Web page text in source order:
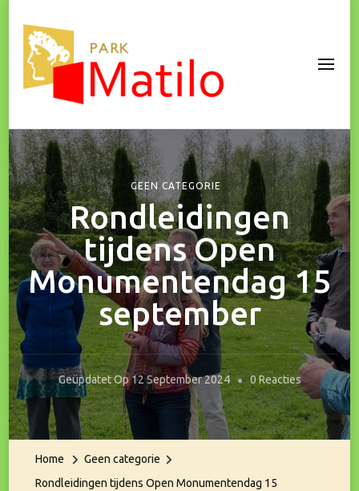
Park Matilo
GEEN CATEGORIE
Rondleidingen
tijdens Open
Monumentendag 15
september
Geüpdatet Op12 September 2024 0 ReactiesOp
Tijdens
Home
Geen categorie
Rondleidingen tijdens Open Monumentendag 15